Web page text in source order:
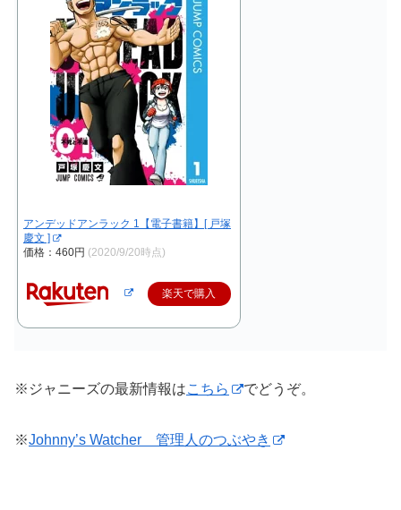
アンデッドアンラック 1【電子書籍】[ 戸塚
慶文 ]
価格：460円 (2020/9/20時点)
楽天で購入
※ジャニーズの最新情報はこちら でどうぞ。
※Johnny’s Watcher 管理人のつぶやき